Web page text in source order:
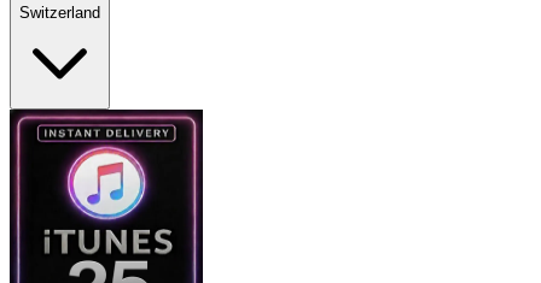
Switzerland